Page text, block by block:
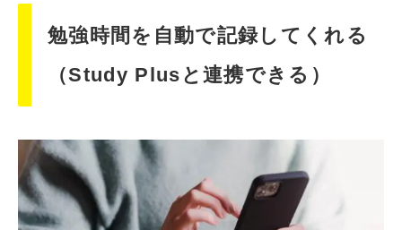
勉強時間を自動で記録してくれる
（Study Plusと連携できる）